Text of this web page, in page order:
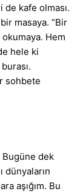
kafe olması.
masaya. “Bir
Hem
hele ki
sohbete
dek
dünyaların
aşığım. Bu